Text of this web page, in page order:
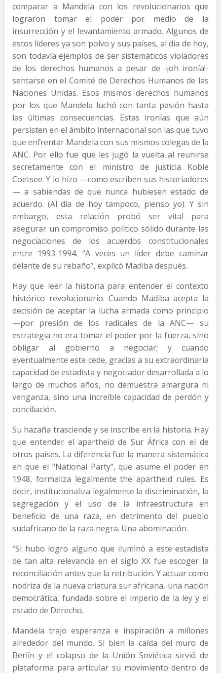
comparar a Mandela con los revolucionarios que
lograron tomar el poder por medio de la
insurrección y el levantamiento armado. Algunos de
estos líderes ya son polvo y sus países, al día de hoy,
son todavía ejemplos de ser sistemáticos violadores
de los derechos humanos a pesar de -¡oh ironía!-
sentarse en el Comité de Derechos Humanos de las
Naciones Unidas. Esos mismos derechos humanos
por los que Mandela luchó con tanta pasión hasta
las últimas consecuencias. Estas ironías que aún
persisten en el ámbito internacional son las que tuvo
que enfrentar Mandela con sus mismos colegas de la
ANC. Por ello fue que les jugó la vuelta al reunirse
secretamente con el ministro de justicia Kobie
Coetsee. Y lo hizo —como escriben sus historiadores
— a sabiendas de que nunca hubiesen estado de
acuerdo. (Al día de hoy tampoco, pienso yo). Y sin
embargo, esta relación probó ser vital para
asegurar un compromiso político sólido durante las
negociaciones de los acuerdos constitucionales
entre 1993-1994. “A veces un líder debe caminar
delante de su rebaño”, explicó Madiba después.
Hay que leer la historia para entender el contexto
histórico revolucionario. Cuando Madiba acepta la
decisión de aceptar la lucha armada como principio
—por presión de los radicales de la ANC— su
estrategia no era tomar el poder por la fuerza, sino
obligar al gobierno a negociar; y cuando
eventualmente este cede, gracias a su extraordinaria
capacidad de estadista y negociador desarrollada a lo
largo de muchos años, no demuestra amargura ni
venganza, sino una increíble capacidad de perdón y
conciliación.
Su hazaña trasciende y se inscribe en la historia. Hay
que entender el apartheid de Sur África con el de
otros países. La diferencia fue la manera sistemática
en que el “National Party”, que asume el poder en
1948, formaliza legalmente the apartheid rules. Es
decir, institucionaliza legalmente la discriminación, la
segregación y el uso de la infraestructura en
beneficio de una raza, en detrimento del pueblo
sudafricano de la raza negra. Una abominación.
“Si hubo logro alguno que iluminó a este estadista
de tan alta relevancia en el siglo XX fue escoger la
reconciliación antes que la retribución. Y actuar como
nodriza de la nueva criatura sur africana, una nación
democrática, fundada sobre el imperio de la ley y el
estado de Derecho.
Mandela trajo esperanza e inspiración a millones
alrededor del mundo. Si bien la caída del muro de
Berlín y el colapso de la Unión Soviética sirvió de
plataforma para articular su movimiento dentro de